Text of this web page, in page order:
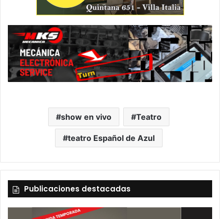
show en vivo Teatro
teatro Español de Azul
Publicaciones destacadas